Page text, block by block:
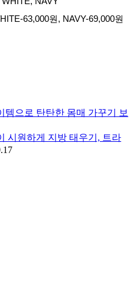
63,000원, NAVY-69,000원
템으로 탄탄한 몸매 가꾸기 보
시원하게 지방 태우기, 트라